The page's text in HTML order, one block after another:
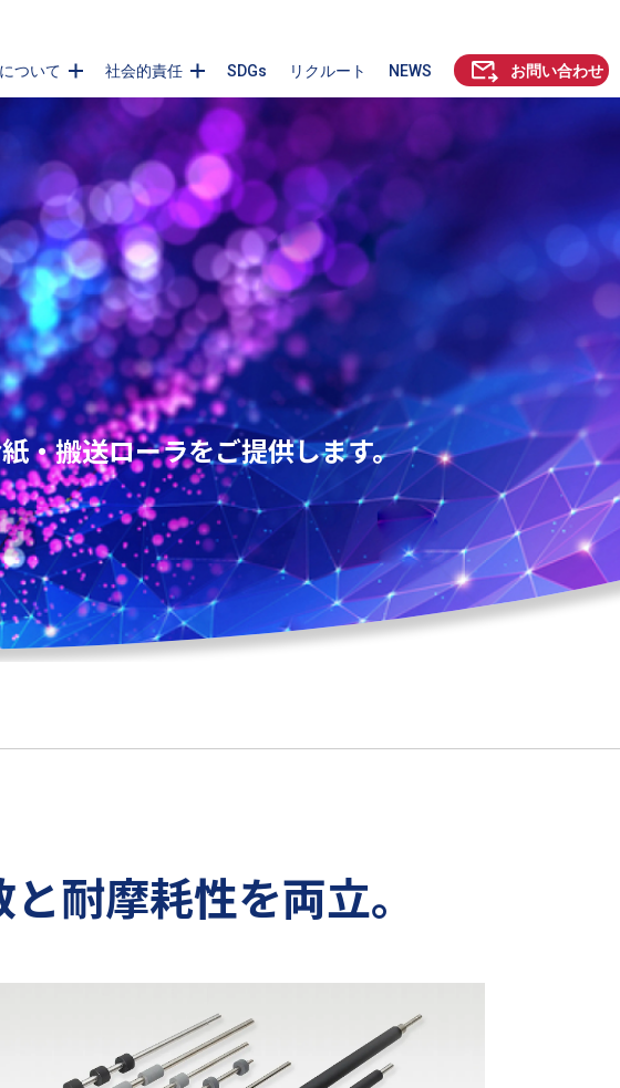
ついて 社会的責任 SDGs リクルート NEWS お問い合わせ
・搬送ローラをご提供します。
耐摩耗性を両立。